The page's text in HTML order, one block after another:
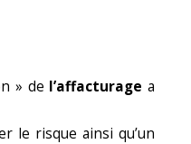
» de l’affacturage a
le risque ainsi qu’un